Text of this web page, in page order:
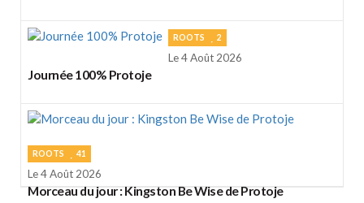
ROOTS 2
Le 4 Août 2026
Journée 100% Protoje
ROOTS 41
Le 4 Août 2026
Morceau du jour : Kingston Be Wise de Protoje